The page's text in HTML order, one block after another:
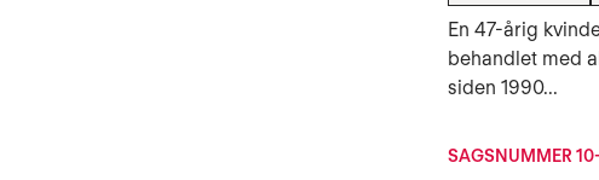
En 47-årig
behandlet med
siden 1990...
SAGSNUMMER